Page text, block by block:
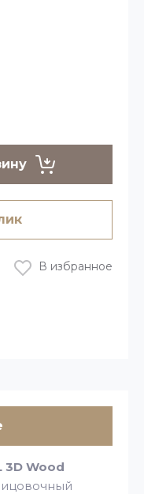
В избранное
3D Wood